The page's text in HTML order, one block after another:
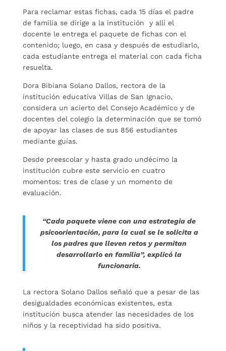
Para reclamar estas fichas, cada 15 días el padre
de familia se dirige a la institución y allí el
docente le entrega el paquete de fichas con el
contenido; luego, en casa y después de estudiarlo,
cada estudiante entrega el material con cada ficha
resuelta.
Dora Bibiana Solano Dallos, rectora de la
institución educativa Villas de San Ignacio,
considera un acierto del Consejo Académico y de
docentes del colegio la determinación que se tomó
de apoyar las clases de sus 856 estudiantes
mediante guías.
Desde preescolar y hasta grado undécimo la
institución cubre este servicio en cuatro
momentos: tres de clase y un momento de
evaluación.
“Cada paquete viene con una estrategia de
psicoorientación, para la cual se le solicita a
los padres que lleven retos y permitan
desarrollarlo en familia”, explicó la
funcionaria.
La rectora Solano Dallos señaló que a pesar de las
desigualdades económicas existentes, esta
institución busca atender las necesidades de los
niños y la receptividad ha sido positiva.